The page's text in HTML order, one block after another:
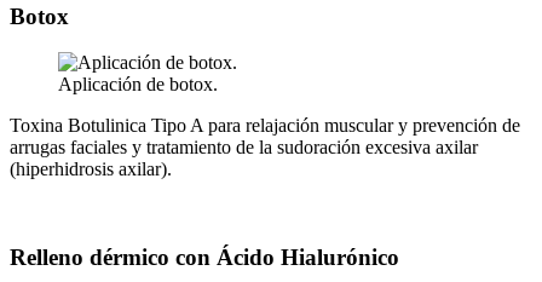
Botox
Aplicación de botox.
Toxina Botulinica Tipo A para relajación muscular y prevención de
arrugas faciales y tratamiento de la sudoración excesiva axilar
(hiperhidrosis axilar).
Relleno dérmico con Ácido Hialurónico